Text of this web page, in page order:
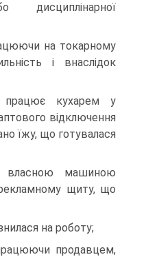
дисциплінарної
на токарному
і внаслідок
кухарем у
відключення
їжу, що готувалася
машиною
щиту, що
на роботу;
продавцем,